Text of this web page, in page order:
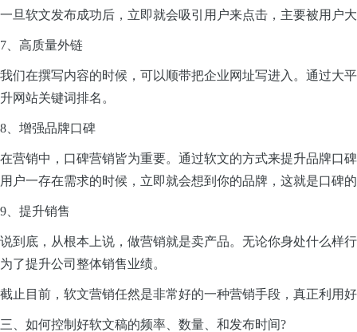
一旦软文发布成功后，立即就会吸引用户来点击，主要被用户
7、高质量外链
我们在撰写内容的时候，可以顺带把企业网址写进入。通过大
升网站关键词排名。
8、增强品牌口碑
在营销中，口碑营销皆为重要。通过软文的方式来提升品牌口
用户一存在需求的时候，立即就会想到你的品牌，这就是口碑
9、提升销售
说到底，从根本上说，做营销就是卖产品。无论你身处什么样
为了提升公司整体销售业绩。
截止目前，软文营销任然是非常好的一种营销手段，真正利用
三、如何控制好软文稿的频率、数量、和发布时间?